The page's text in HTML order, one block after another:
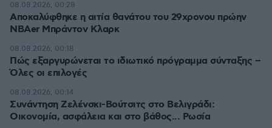
Αποκαλύφθηκε η αιτία θανάτου του 29χρονου πρώην
NBAer Μπράντον Κλαρκ
08.08.2026, 00:28
Πώς εξαργυρώνεται το ιδιωτικό πρόγραμμα σύνταξης –
Όλες οι επιλογές
08.08.2026, 00:18
Συνάντηση Ζελένσκι-Βούτσιτς στο Βελιγράδι:
Οικονομία, ασφάλεια και στο βάθος... Ρωσία
08.08.2026, 00:14